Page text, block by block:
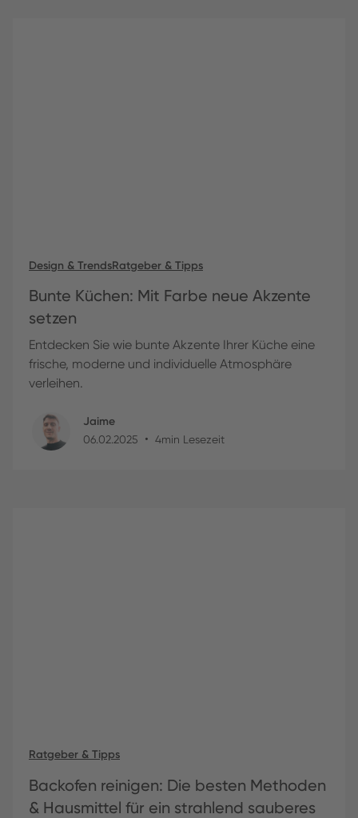
Design & TrendsRatgeber & Tipps
Bunte Küchen: Mit Farbe neue Akzente
setzen
Entdecken Sie wie bunte Akzente Ihrer Küche eine
frische, moderne und individuelle Atmosphäre
verleihen.
Jaime
06 02 2025 • 4min Lesezeit
Ratgeber & Tipps
Backofen reinigen: Die besten Methoden
& Hausmittel für ein strahlend sauberes